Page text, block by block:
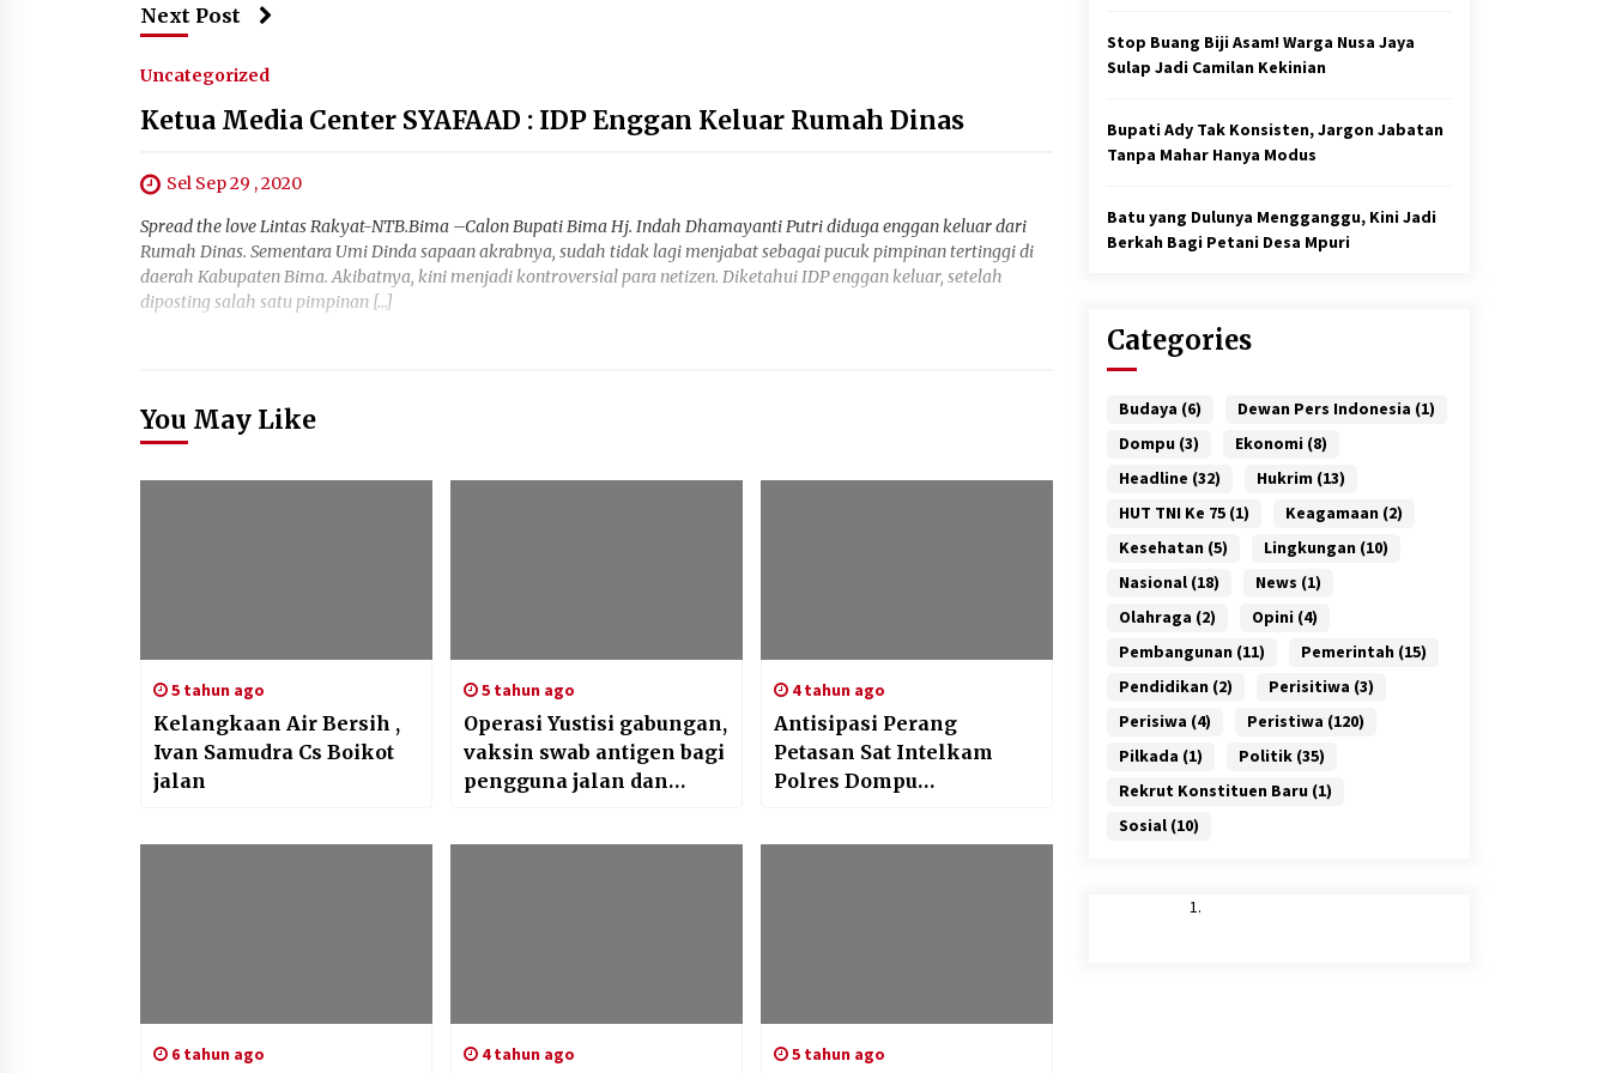
Next Post
Uncategorized
Ketua Media Center SYAFAAD : IDP Enggan Keluar Rumah Dinas
Sel Sep 29 , 2020
Spread the love Lintas Rakyat-NTB.Bima –Calon Bupati Bima Hj. Indah Dhamayanti Putri diduga enggan keluar dari
Rumah Dinas. Sementara Umi Dinda sapaan akrabnya, sudah tidak lagi menjabat sebagai pucuk pimpinan tertinggi di
daerah Kabupaten Bima. Akibatnya, kini menjadi kontroversial para netizen. Diketahui IDP enggan keluar, setelah
diposting salah satu pimpinan […]
You May Like
5 tahun ago
Kelangkaan Air Bersih ,
Ivan Samudra Cs Boikot
jalan
5 tahun ago
Operasi Yustisi gabungan,
vaksin swab antigen bagi
pengguna jalan dan
tidak menggunakan
4 tahun ago
Antisipasi Perang
Petasan Sat Intelkam
Polres Dompu
Subuh
6 tahun ago 4 tahun ago 5 tahun ago
Stop Buang Biji Asam! Warga Nusa Jaya
Sulap Jadi Camilan Kekinian
Bupati Ady Tak Konsisten, Jargon Jabatan
Tanpa Mahar Hanya Modus
Batu yang Dulunya Mengganggu, Kini Jadi
Berkah Bagi Petani Desa Mpuri
Categories
Budaya (6) Dewan Pers Indonesia (1)
Dompu (3) Ekonomi (8)
Headline (32) Hukrim (13)
HUT TNI Ke 75 (1) Keagamaan (2)
Kesehatan (5) Lingkungan (10)
Nasional (18) News (1)
Olahraga (2) Opini (4)
Pembangunan (11) Pemerintah (15)
Pendidikan (2) Perisitiwa (3)
Perisiwa (4) Peristiwa (120)
Pilkada (1) Politik (35)
Rekrut Konstituen Baru (1)
Sosial (10)